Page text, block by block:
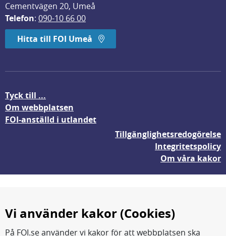
Cementvägen 20, Umeå
Telefon: 090-10 66 00
Hitta till FOI Umeå
Tyck till ...
Om webbplatsen
FOI-anställd i utlandet
Tillgänglighetsredogörelse
Integritetspolicy
Om våra kakor
Vi använder kakor (Cookies)
På FOI.se använder vi kakor för att webbplatsen ska